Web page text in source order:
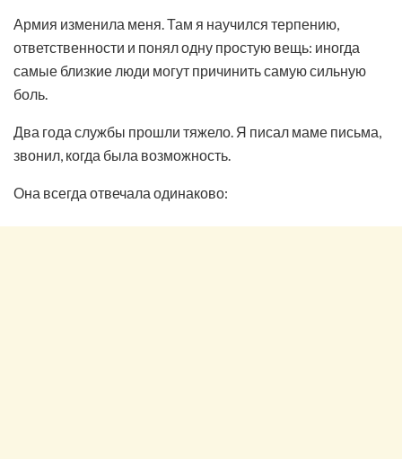
Армия изменила меня. Там я научился терпению,
ответственности и понял одну простую вещь: иногда
самые близкие люди могут причинить самую сильную
боль.
Два года службы прошли тяжело. Я писал маме письма,
звонил, когда была возможность.
Она всегда отвечала одинаково: